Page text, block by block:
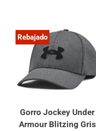
Rebajado
Gorro Jockey Under
Armour Blitzing Gris